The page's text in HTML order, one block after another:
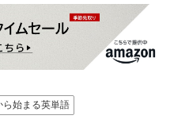
ら始まる英単語